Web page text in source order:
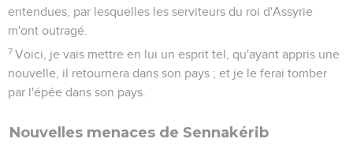
entendues, par lesquelles les serviteurs du roi d'Assyrie
m'ont outragé.
7 Voici, je vais mettre en lui un esprit tel, qu'ayant appris une
nouvelle, il retournera dans son pays ; et je le ferai tomber
par l'épée dans son pays.
Nouvelles menaces de Sennakérib